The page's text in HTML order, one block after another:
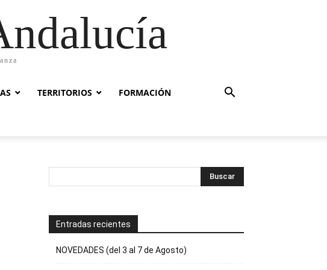
TERRITORIOS FORMACIÓN
Entradas recientes
NOVEDADES (del 3 al 7 de Agosto)